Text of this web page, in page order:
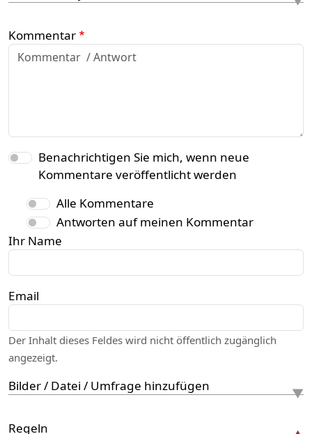
Kommentar
Benachrichtigen Sie mich, wenn neue
Kommentare veröffentlicht werden
Alle Kommentare
Antworten auf meinen Kommentar
Ihr Name
Email
Der Inhalt dieses Feldes wird nicht öffentlich zugänglich
angezeigt.
Bilder / Datei / Umfrage hinzufügen
Regeln